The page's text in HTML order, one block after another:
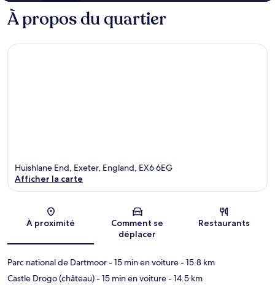
À propos du quartier
Carte
Huishlane End, Exeter, England, EX6 6EG
Afficher la carte
À proximité
Comment se
déplacer
Restaurants
Parc national de Dartmoor- 15 min en voiture- 15.8 km
Castle Drogo (château)- 15 min en voiture- 14.5 km